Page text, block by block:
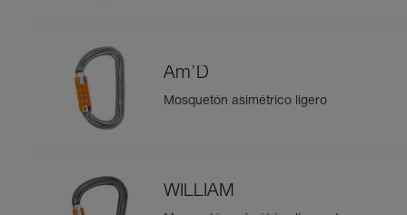
Am’D
Mosquetón asimétrico ligero
WILLIAM